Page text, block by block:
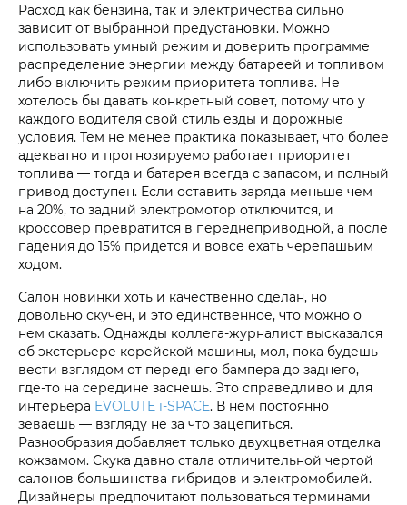
Расход как бензина, так и электричества сильно
зависит от выбранной предустановки. Можно
использовать умный режим и доверить программе
распределение энергии между батареей и топливом
либо включить режим приоритета топлива. Не
хотелось бы давать конкретный совет, потому что у
каждого водителя свой стиль езды и дорожные
условия. Тем не менее практика показывает, что более
адекватно и прогнозируемо работает приоритет
топлива — тогда и батарея всегда с запасом, и полный
привод доступен. Если оставить заряда меньше чем
на 20%, то задний электромотор отключится, и
кроссовер превратится в переднеприводной, а после
падения до 15% придется и вовсе ехать черепашьим
ходом.
Салон новинки хоть и качественно сделан, но
довольно скучен, и это единственное, что можно о
нем сказать. Однажды коллега-журналист высказался
об экстерьере корейской машины, мол, пока будешь
вести взглядом от переднего бампера до заднего,
где-то на середине заснешь. Это справедливо и для
интерьера EVOLUTE i‑SPACE. В нем постоянно
зеваешь — взгляду не за что зацепиться.
Разнообразия добавляет только двухцветная отделка
кожзамом. Скука давно стала отличительной чертой
салонов большинства гибридов и электромобилей.
Дизайнеры предпочитают пользоваться терминами